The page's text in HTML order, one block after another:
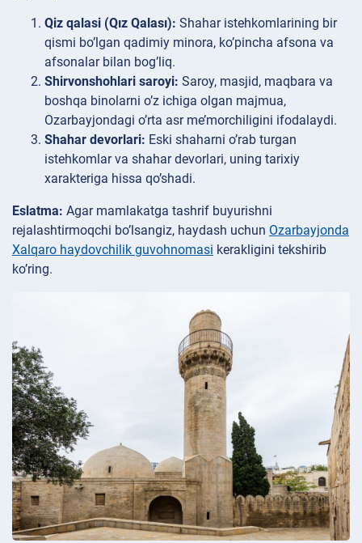
Qiz qalasi (Qız Qalası): Shahar istehkomlarining bir
qismi bo’lgan qadimiy minora, ko’pincha afsona va
afsonalar bilan bog’liq.
Shirvonshohlari saroyi: Saroy, masjid, maqbara va
boshqa binolarni o’z ichiga olgan majmua,
Ozarbayjondagi o’rta asr me’morchiligini ifodalaydi.
Shahar devorlari: Eski shaharni o’rab turgan
istehkomlar va shahar devorlari, uning tarixiy
xarakteriga hissa qo’shadi.
Eslatma: Agar mamlakatga tashrif buyurishni
rejalashtirmoqchi bo’lsangiz, haydash uchun Ozarbayjonda
Xalqaro haydovchilik guvohnomasi kerakligini tekshirib
ko’ring.